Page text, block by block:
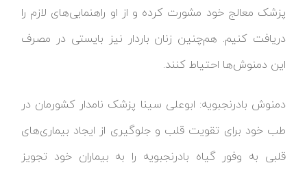
پزشک معالج خود مشورت کرده و از او راهنمایی‌های لازم را
دریافت کنیم. هم‌چنین زنان باردار نیز بایستی در مصرف
این دمنوش‌ها احتیاط کنند.
دمنوش بادرنجبویه: ابوعلی سینا پزشک نامدار کشورمان در
طب خود برای تقویت قلب و جلوگیری از ایجاد بیماری‌های
قلبی به وفور گیاه بادرنجبویه را به بیماران خود تجویز